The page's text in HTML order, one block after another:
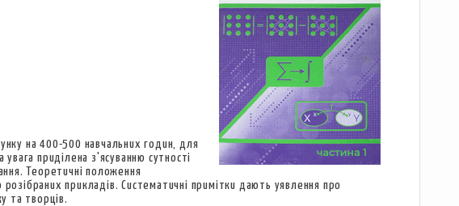
на 400-500 навчальних годин, для
приділена з'ясуванню сутності
Теоретичні положення
прикладів. Систематичні примітки дають уявлення про
та творців.